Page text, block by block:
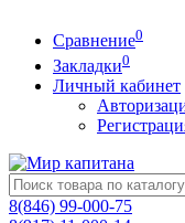
Сравнение0
Закладки0
Личный кабинет
8(846) 99-000-75